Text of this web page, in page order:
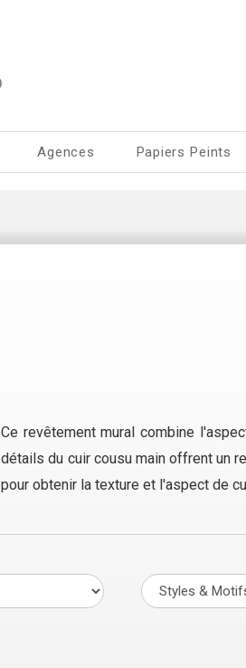
Agences Papiers Peints
Ce revêtement mural combine
détails du cuir cousu main offrent un
pour obtenir la texture et l'aspect de